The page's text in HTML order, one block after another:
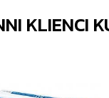
KLIENCI